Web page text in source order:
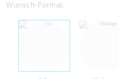
Wunsch-Format.